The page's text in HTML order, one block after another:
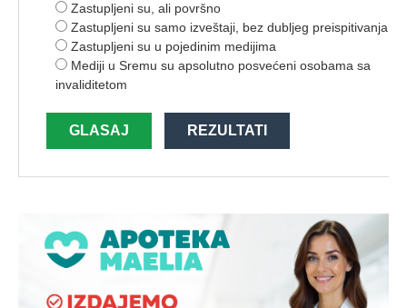
Zastupljeni su, ali površno
Zastupljeni su samo izveštaji, bez dubljeg preispitivanja
Zastupljeni su u pojedinim medijima
Mediji u Sremu su apsolutno posvećeni osobama sa
invaliditetom
GLASAJ REZULTATI